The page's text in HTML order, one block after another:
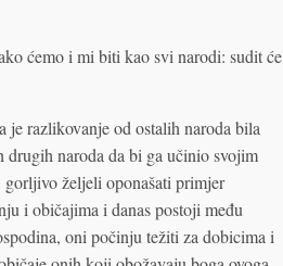
ćemo i mi biti kao svi narodi: sudit će
razlikovanje od ostalih naroda bila
drugih naroda da bi ga učinio svojim
željeli oponašati primjer
i običajima i danas postoji među
oni počinju težiti za dobicima i